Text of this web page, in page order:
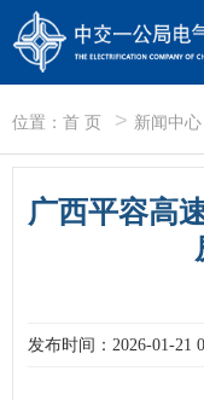
位置： 首 页 > 新闻中心
广西平容高
发布时间：2026-01-21